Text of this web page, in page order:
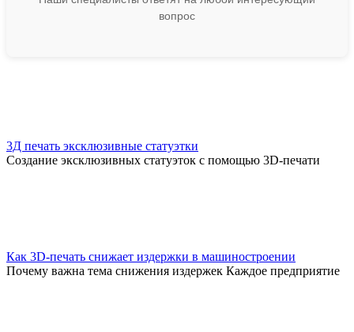
вопрос
3Д печать эксклюзивные статуэтки
Создание эксклюзивных статуэток с помощью 3D-печати
Как 3D-печать снижает издержки в машиностроении
Почему важна тема снижения издержек Каждое предприятие